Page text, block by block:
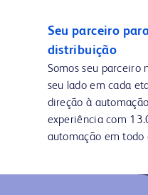
Seu parceiro
distribuição
Somos seu parceiro
seu lado em cada
direção à
experiência com
automação em todo